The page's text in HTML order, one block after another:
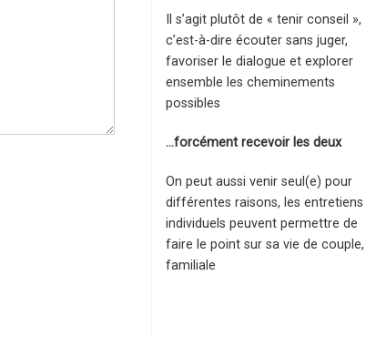
Il s’agit plutôt de « tenir conseil »,
c’est-à-dire écouter sans juger,
favoriser le dialogue et explorer
ensemble les cheminements
possibles
…forcément recevoir les deux
On peut aussi venir seul(e) pour
différentes raisons, les entretiens
individuels peuvent permettre de
faire le point sur sa vie de couple,
familiale